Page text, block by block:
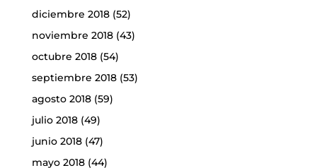
diciembre 2018(52)
noviembre 2018(43)
octubre 2018(54)
septiembre 2018(53)
agosto 2018(59)
julio 2018(49)
junio 2018(47)
mayo 2018(44)